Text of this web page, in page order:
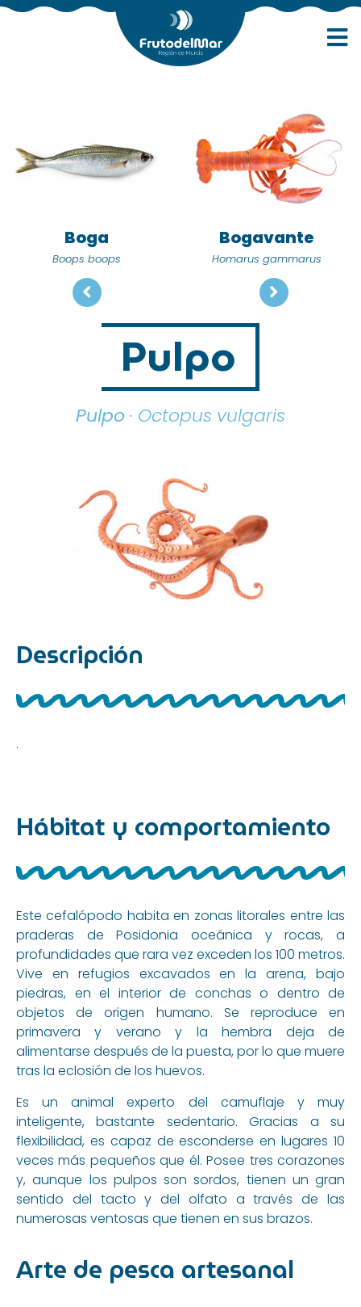
Boga
Boops boops
Bogavante
Homarus gammarus
Pulpo
Pulpo· Octopus vulgaris
Descripción
.
Hábitat y comportamiento
Este cefalópodo habita en zonas litorales entre las
praderas de Posidonia oceánica y rocas, a
profundidades que rara vez exceden los 100 metros.
Vive en refugios excavados en la arena, bajo
piedras, en el interior de conchas o dentro de
objetos de origen humano. Se reproduce en
primavera y verano y la hembra deja de
alimentarse después de la puesta, por lo que muere
tras la eclosión de los huevos.
Es un animal experto del camuflaje y muy
inteligente, bastante sedentario. Gracias a su
flexibilidad, es capaz de esconderse en lugares 10
veces más pequeños que él. Posee tres corazones
y, aunque los pulpos son sordos, tienen un gran
sentido del tacto y del olfato a través de las
numerosas ventosas que tienen en sus brazos.
Arte de pesca artesanal